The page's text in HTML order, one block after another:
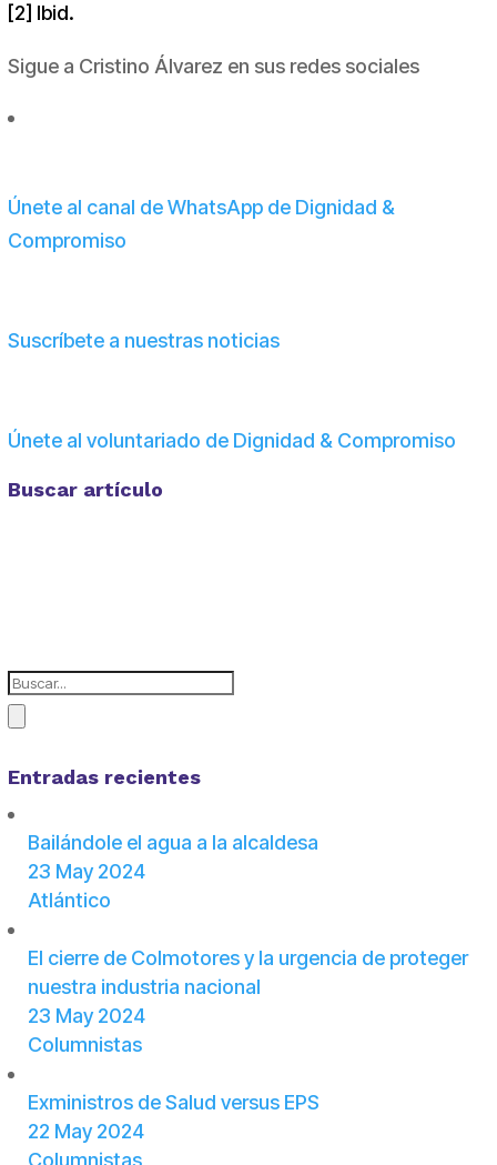
[2] Ibid.
Sigue a Cristino Álvarez en sus redes sociales
Únete al canal de WhatsApp de Dignidad &
Compromiso
Suscríbete a nuestras noticias
Únete al voluntariado de Dignidad & Compromiso
Buscar artículo
Entradas recientes
Bailándole el agua a la alcaldesa
23 May 2024
Atlántico
El cierre de Colmotores y la urgencia de proteger
nuestra industria nacional
23 May 2024
Columnistas
Exministros de Salud versus EPS
22 May 2024